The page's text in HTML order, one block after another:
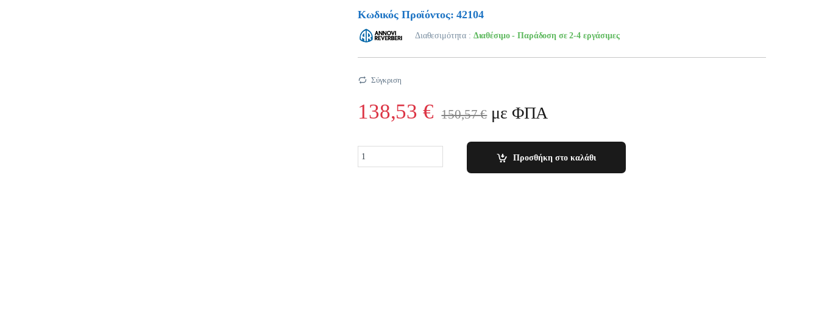
Κωδικός Προϊόντος: 42104
Διαθεσιμότητα : Διαθέσιμο - Παράδοση σε 2-4 εργάσιμες
Σύγκριση
138,53€ 150,57€με ΦΠΑ
Προσθήκη στο καλάθι